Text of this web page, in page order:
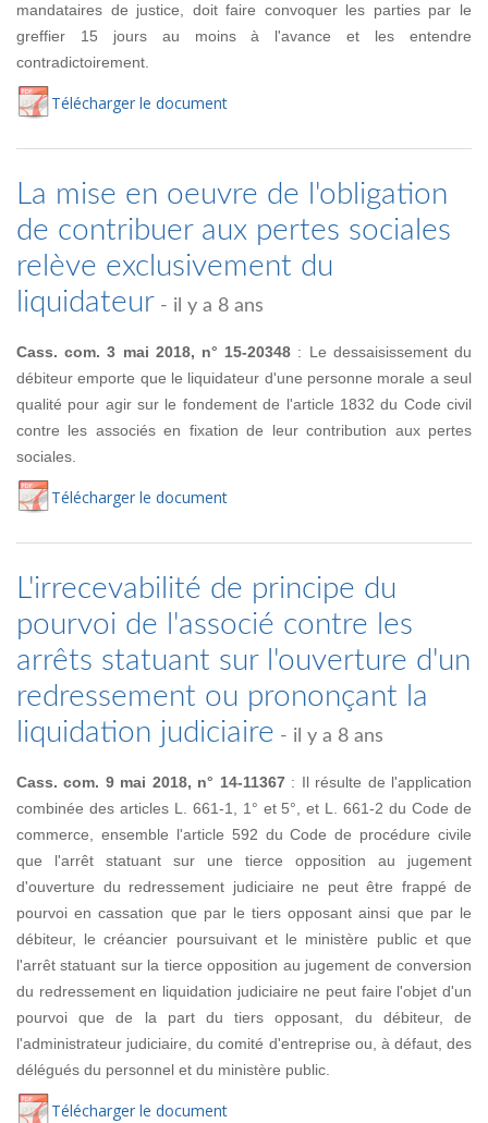
mandataires de justice, doit faire convoquer les parties par le
greffier 15 jours au moins à l'avance et les entendre
contradictoirement.
Télécharger le document
La mise en oeuvre de l'obligation
de contribuer aux pertes sociales
relève exclusivement du
liquidateur - il y a 8 ans
Cass. com. 3 mai 2018, n° 15-20348 : Le dessaisissement du
débiteur emporte que le liquidateur d'une personne morale a seul
qualité pour agir sur le fondement de l'article 1832 du Code civil
contre les associés en fixation de leur contribution aux pertes
sociales.
Télécharger le document
L'irrecevabilité de principe du
pourvoi de l'associé contre les
arrêts statuant sur l'ouverture d'un
redressement ou prononçant la
liquidation judiciaire - il y a 8 ans
Cass. com. 9 mai 2018, n° 14-11367 : Il résulte de l'application
combinée des articles L. 661-1, 1° et 5°, et L. 661-2 du Code de
commerce, ensemble l'article 592 du Code de procédure civile
que l'arrêt statuant sur une tierce opposition au jugement
d'ouverture du redressement judiciaire ne peut être frappé de
pourvoi en cassation que par le tiers opposant ainsi que par le
débiteur, le créancier poursuivant et le ministère public et que
l'arrêt statuant sur la tierce opposition au jugement de conversion
du redressement en liquidation judiciaire ne peut faire l'objet d'un
pourvoi que de la part du tiers opposant, du débiteur, de
l'administrateur judiciaire, du comité d'entreprise ou, à défaut, des
délégués du personnel et du ministère public.
Télécharger le document